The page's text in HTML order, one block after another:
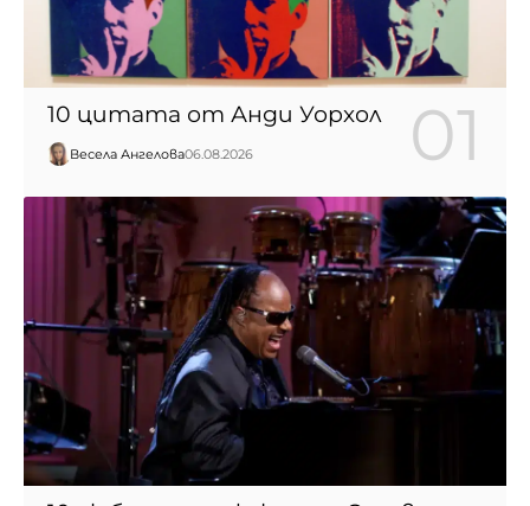
10 цитата от Анди Уорхол
Весела Ангелова06.08.2026